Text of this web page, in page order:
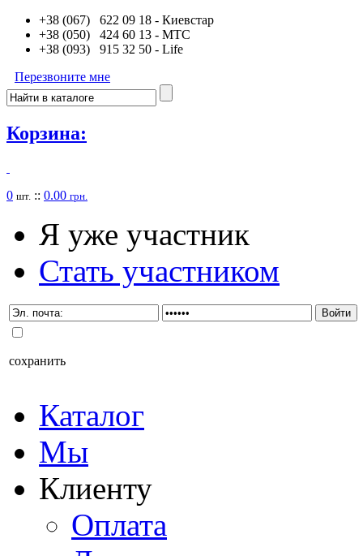
+38 (067) 622 09 18 - Киевстар
+38 (050) 424 60 13 - MTC
+38 (093) 915 32 50 - Life
Перезвоните мне
Корзина:
0 шт. :: 0.00 грн.
Я уже участник
Стать участником
сохранить
Каталог
Мы
Клиенту
Оплата